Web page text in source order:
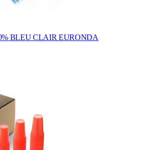
BLEU CLAIR EURONDA